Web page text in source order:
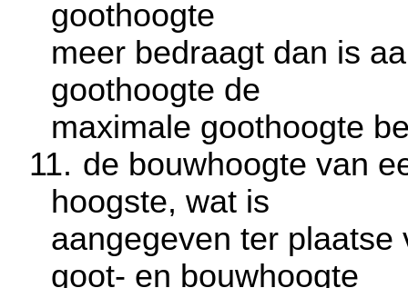
goothoogte
meer bedraagt dan is
goothoogte de
maximale goothoogte
11. de bouwhoogte van
hoogste, wat is
aangegeven ter plaatse
goot- en bouwhoogte